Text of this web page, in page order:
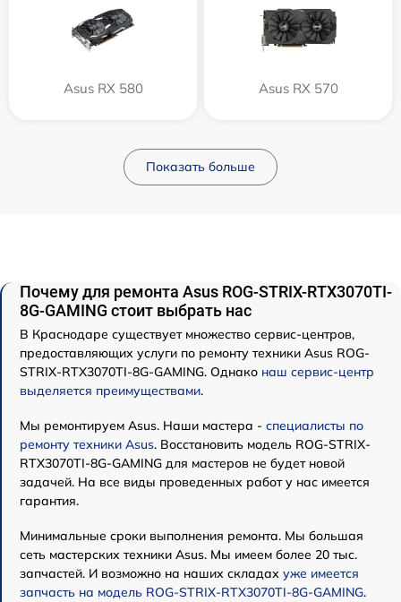
Asus RX 580 Asus RX 570
Показать больше
Почему для ремонта Asus ROG-STRIX-RTX3070TI-
8G-GAMING стоит выбрать нас
В Краснодаре существует множество сервис-центров,
предоставляющих услуги по ремонту техники Asus ROG-
STRIX-RTX3070TI-8G-GAMING. Однако наш сервис-центр
выделяется преимуществами.
Мы ремонтируем Asus. Наши мастера - специалисты по
ремонту техники Asus. Восстановить модель ROG-STRIX-
RTX3070TI-8G-GAMING для мастеров не будет новой
задачей. На все виды проведенных работ у нас имеется
гарантия.
Минимальные сроки выполнения ремонта. Мы большая
сеть мастерских техники Asus. Мы имеем более 20 тыс.
запчастей. И возможно на наших складах уже имеется
запчасть на модель ROG-STRIX-RTX3070TI-8G-GAMING.